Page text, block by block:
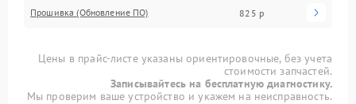
Прошивка (Обновление ПО) 825 р
Цены в прайс-листе указаны ориентировочные, без учета
стоимости запчастей.
Записывайтесь на бесплатную диагностику.
Мы проверим ваше устройство и укажем на неисправность.